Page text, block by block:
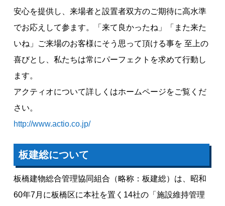
安心を提供し、来場者と設置者双方のご期待に高水準
でお応えして参ます。「来て良かったね」「また来た
いね」ご来場のお客様にそう思って頂ける事を 至上の
喜びとし、私たちは常にパーフェクトを求めて行動し
ます。
アクティオについて詳しくはホームページをご覧くだ
さい。
http://www.actio.co.jp/
板建総について
板橋建物総合管理協同組合（略称：板建総）は、昭和
60年7月に板橋区に本社を置く14社の「施設維持管理